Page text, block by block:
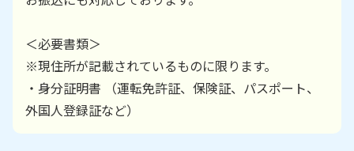
＜必要書類＞
※現住所が記載されているものに限ります。
・身分証明書 （運転免許証、保険証、パスポート、
外国人登録証など）